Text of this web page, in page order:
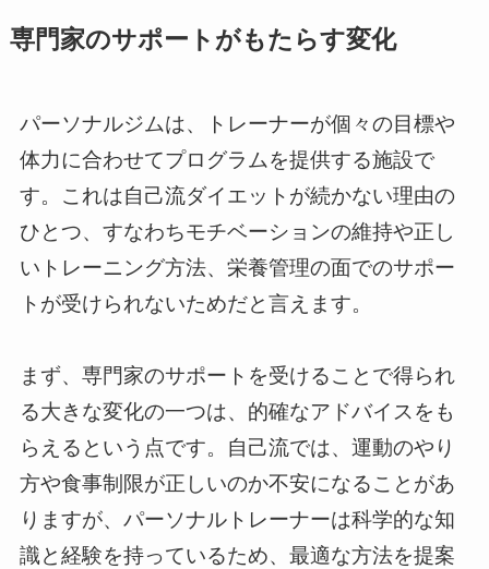
専門家のサポートがもたらす変化
パーソナルジムは、トレーナーが個々の目標や
体力に合わせてプログラムを提供する施設で
す。これは自己流ダイエットが続かない理由の
ひとつ、すなわちモチベーションの維持や正し
いトレーニング方法、栄養管理の面でのサポー
トが受けられないためだと言えます。
まず、専門家のサポートを受けることで得られ
る大きな変化の一つは、的確なアドバイスをも
らえるという点です。自己流では、運動のやり
方や食事制限が正しいのか不安になることがあ
りますが、パーソナルトレーナーは科学的な知
識と経験を持っているため、最適な方法を提案